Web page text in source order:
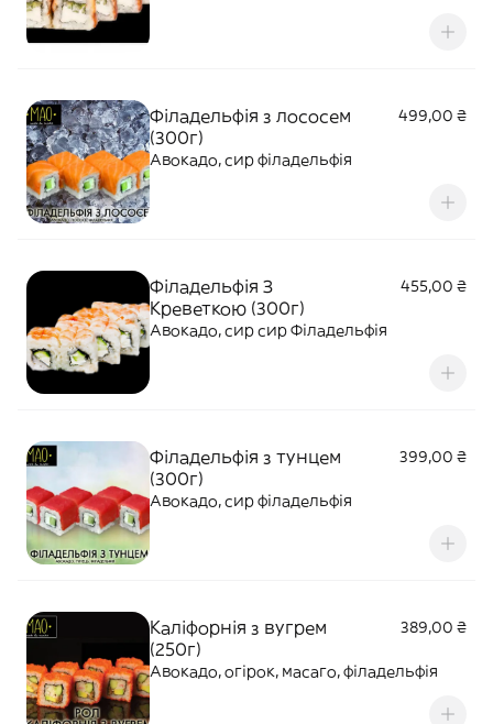
Філадельфія з лососем
(300г)
499,00 ₴
Авокадо, сир філадельфія
Філадельфія З
Креветкою (300г)
455,00 ₴
Авокадо, сир сир Філадельфія
Філадельфія з тунцем
(300г)
399,00 ₴
Авокадо, сир філадельфія
Каліфорнія з вугрем
(250г)
389,00 ₴
Авокадо, огірок, масаго, філадельфія